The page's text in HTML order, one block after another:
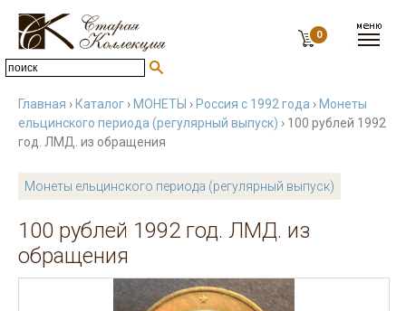
0
Главная › Каталог › МОНЕТЫ › Россия с 1992 года › Монеты
ельцинского периода (регулярный выпуск) › 100 рублей 1992
год. ЛМД. из обращения
Монеты ельцинского периода (регулярный выпуск)
100 рублей 1992 год. ЛМД. из
обращения